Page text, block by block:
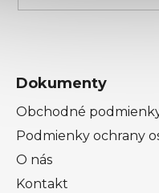
Dokumenty
Obchodné
Podmienky ochrany
O nás
Kontakt